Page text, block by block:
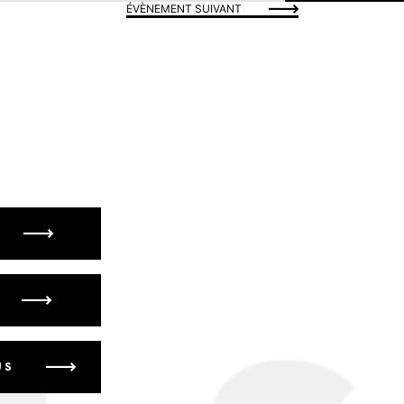
ÉVÈNEMENT SUIVANT